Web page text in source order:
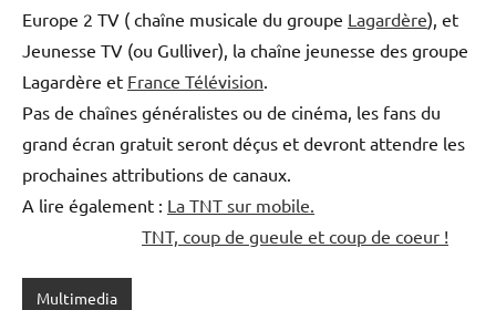
Europe 2 TV ( chaîne musicale du groupe Lagardère), et
Jeunesse TV (ou Gulliver), la chaîne jeunesse des groupe
Lagardère et France Télévision
Pas de chaînes généralistes ou de cinéma, les fans du
grand écran gratuit seront déçus et devront attendre les
prochaines attributions de canaux.
A lire également : La TNT sur mobile.
TNT, coup de gueule et coup de coeur !
Multimedia